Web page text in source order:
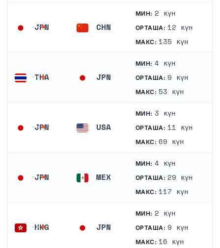
JPN CHN
МИН: 2 күн
ОРТАША: 12 күн
МАКС: 135 күн
THA JPN
МИН: 4 күн
ОРТАША: 9 күн
МАКС: 53 күн
JPN USA
МИН: 3 күн
ОРТАША: 11 күн
МАКС: 69 күн
JPN MEX
МИН: 4 күн
ОРТАША: 29 күн
МАКС: 117 күн
HKG JPN
МИН: 2 күн
ОРТАША: 9 күн
МАКС: 16 күн